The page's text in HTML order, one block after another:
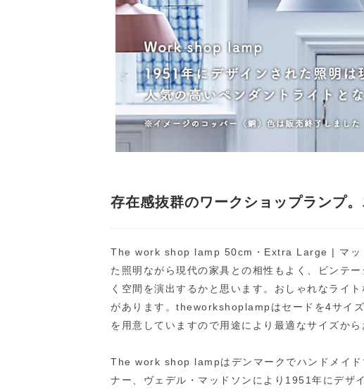
存在感抜群のワークショップランプ
The work shop lamp 50cm・Extra Large | マッ
た照明ながら現代の家具との相性もよく、ビンテ
く空間を演出するかと思います。おしゃれなライ
があります。theworkshoplampはセードを4サイズ
を用意していますので用途により最適なサイズから
The work shop lampはデンマークでハンドメイド
ナー、ヴェデル・マッドソンにより1951年にデ